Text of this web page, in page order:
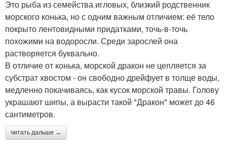
Это рыба из семейства игловых, близкий родственник
морского конька, но с одним важным отличием: её тело
покрыто лентовидными придатками, точь-в-точь
похожими на водоросли. Среди зарослей она
растворяется буквально.
В отличие от конька, морской дракон не цепляется за
субстрат хвостом - он свободно дрейфует в толще воды,
медленно покачиваясь, как кусок морской травы. Голову
украшают шипы, а вырасти такой "Дракон" может до 46
сантиметров.
читать дальше →